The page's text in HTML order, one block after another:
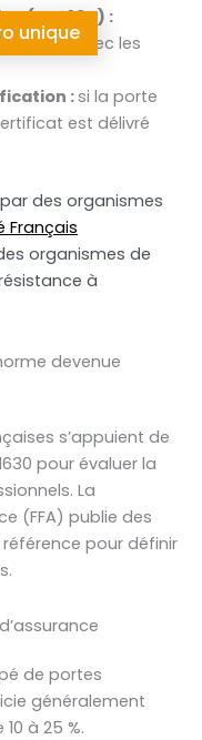
(EN 1630) :
avec les
:si la porte
est délivré
des organismes
Français
des organismes de
à
devenue
s’appuient de
pour évaluer la
La
(FFA) publie des
pour définir
de portes
généralement
à 25 %.
unique